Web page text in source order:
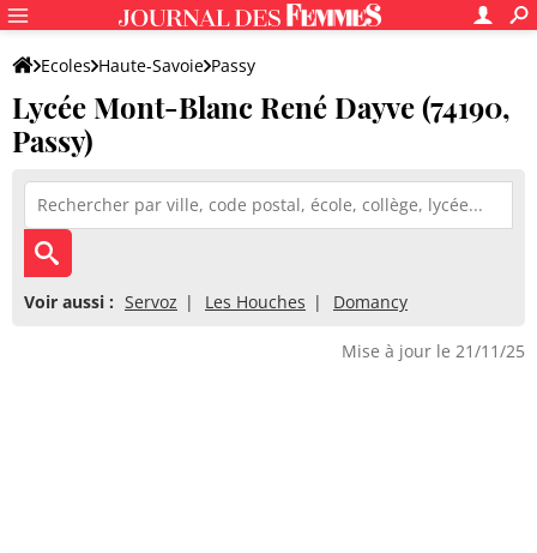
Ecoles Haute-Savoie Passy
Lycée Mont-Blanc René Dayve
Lycée Mont-Blanc René Dayve (74190,
Passy)
Voir aussi : Servoz Les Houches Domancy
Mise à jour le 21/11/25